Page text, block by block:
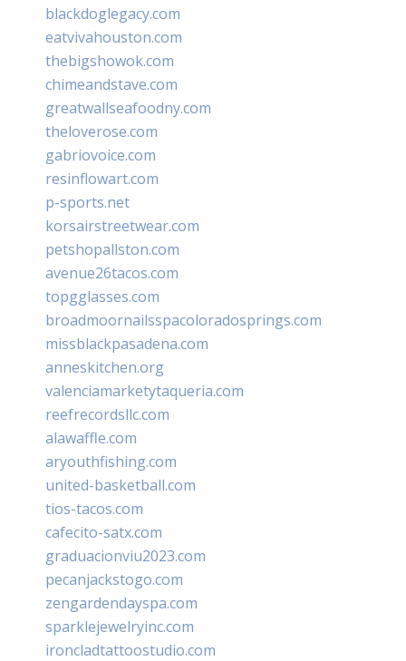
blackdoglegacy.com
eatvivahouston.com
thebigshowok.com
chimeandstave.com
greatwallseafoodny.com
theloverose.com
gabriovoice.com
resinflowart.com
p-sports.net
korsairstreetwear.com
petshopallston.com
avenue26tacos.com
topgglasses.com
broadmoornailsspacoloradosprings.com
missblackpasadena.com
anneskitchen.org
valenciamarketytaqueria.com
reefrecordsllc.com
alawaffle.com
aryouthfishing.com
united-basketball.com
tios-tacos.com
cafecito-satx.com
graduacionviu2023.com
pecanjackstogo.com
zengardendayspa.com
sparklejewelryinc.com
ironcladtattoostudio.com